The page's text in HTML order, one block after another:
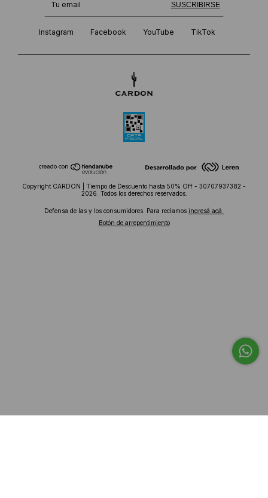
SUSCRIBIRSE
¡Te suscribiste exitosamente!
Instagram Facebook YouTube TikTok
Copyright CARDON | Tiempo de Descuento hasta 50% Off - 30707937382 -
2026. Todos los derechos reservados.
Defensa de las y los consumidores. Para reclamos ingresá acá.
Botón de arrepentimiento